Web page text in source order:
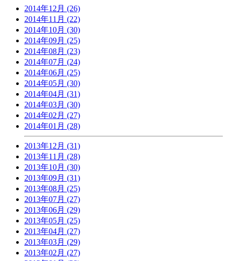
2014年12月 (26)
2014年11月 (22)
2014年10月 (30)
2014年09月 (25)
2014年08月 (23)
2014年07月 (24)
2014年06月 (25)
2014年05月 (30)
2014年04月 (31)
2014年03月 (30)
2014年02月 (27)
2014年01月 (28)
2013年12月 (31)
2013年11月 (28)
2013年10月 (30)
2013年09月 (31)
2013年08月 (25)
2013年07月 (27)
2013年06月 (29)
2013年05月 (25)
2013年04月 (27)
2013年03月 (29)
2013年02月 (27)